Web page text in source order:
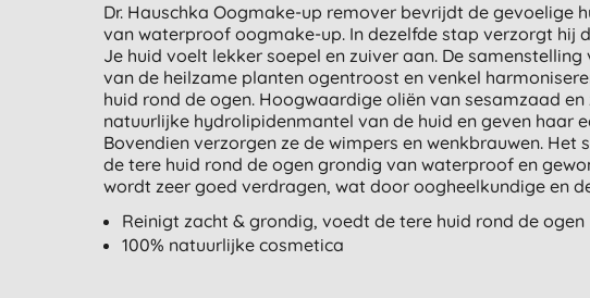
Dr. Hauschka Oogmake-up remover bevrijdt de gevoelige
van waterproof oogmake-up. In dezelfde stap verzorgt hij
Je huid voelt lekker soepel en zuiver aan. De
van de heilzame planten ogentroost en venkel
huid rond de ogen. Hoogwaardige oliën van sesamzaad
natuurlijke hydrolipidenmantel van de huid en geven haar
Bovendien verzorgen ze de wimpers en wenkbrauwen.
de tere huid rond de ogen grondig van waterproof en
wordt zeer goed verdragen, wat door oogheelkundige en
Reinigt zacht & grondig, voedt de tere huid rond de ogen
100% natuurlijke cosmetica